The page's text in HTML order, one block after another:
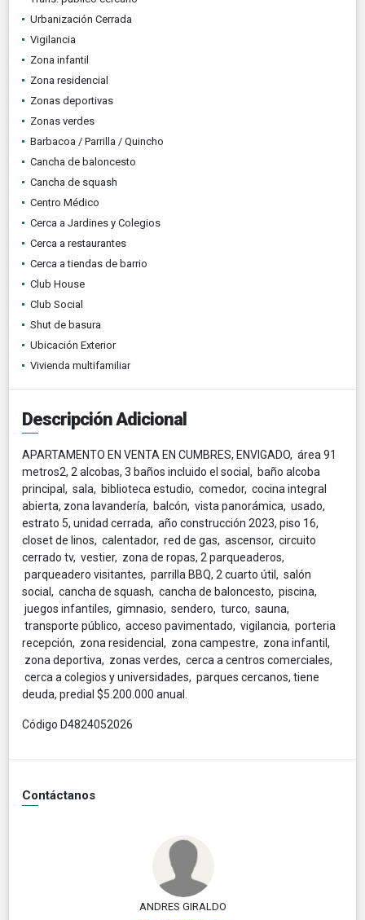
Urbanización Cerrada
Vigilancia
Zona infantil
Zona residencial
Zonas deportivas
Zonas verdes
Barbacoa / Parrilla / Quincho
Cancha de baloncesto
Cancha de squash
Centro Médico
Cerca a Jardines y Colegios
Cerca a restaurantes
Cerca a tiendas de barrio
Club House
Club Social
Shut de basura
Ubicación Exterior
Vivienda multifamiliar
Descripción Adicional
APARTAMENTO EN VENTA EN CUMBRES, ENVIGADO, área 91
metros2, 2 alcobas, 3 baños incluido el social, baño alcoba
principal, sala, biblioteca estudio, comedor, cocina integral
abierta, zona lavandería, balcón, vista panorámica, usado,
estrato 5, unidad cerrada, año construcción 2023, piso 16,
closet de linos, calentador, red de gas, ascensor, circuito
cerrado tv, vestier, zona de ropas, 2 parqueaderos,
parqueadero visitantes, parrilla BBQ, 2 cuarto útil, salón
social, cancha de squash, cancha de baloncesto, piscina,
juegos infantiles, gimnasio, sendero, turco, sauna,
transporte público, acceso pavimentado, vigilancia, porteria
recepción, zona residencial, zona campestre, zona infantil,
zona deportiva, zonas verdes, cerca a centros comerciales,
cerca a colegios y universidades, parques cercanos, tiene
deuda, predial $5.200.000 anual.
Código D4824052026
Contáctanos
ANDRES GIRALDO